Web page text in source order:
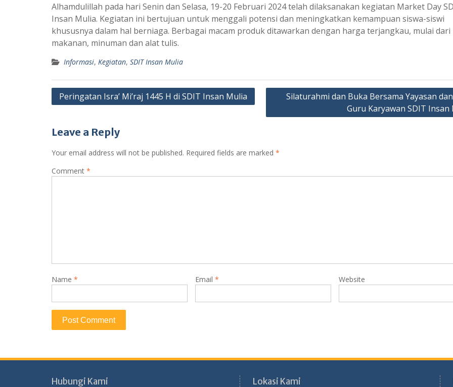
Alhamdulillah pada hari Senin dan Selasa, 19-20 Februari 2024 telah dilaksanakan kegiatan Market Day
Insan Mulia. Kegiatan ini bertujuan untuk menggali potensi dan meningkatkan kemampuan siswa-siswi
khususnya dalam hal berniaga. Berbagai macam produk ditawarkan dengan harga terjangkau, mulai dari
makanan, minuman dan alat tulis.
Informasi, Kegiatan, SDIT Insan Mulia
Post
Peringatan Isra’ Mi’raj 1445 H di SDIT Insan Mulia
Silaturahmi dan Buka Bersama Yayasan
Guru Karyawan SDIT Insan
Leave a Reply
Your email address will not be published. Required fields are marked *
Comment *
Name * Email * Website
Hubungi Kami Lokasi Kami